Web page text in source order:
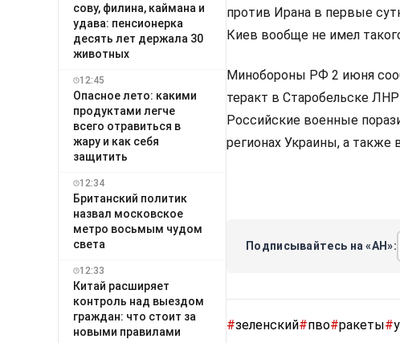
сову, филина, каймана и
удава: пенсионерка
десять лет держала 30
животных
12:45
Опасное лето: какими
продуктами легче
всего отравиться в
жару и как себя
защитить
12:34
Британский политик
назвал московское
метро восьмым чудом
света
12:33
Китай расширяет
контроль над выездом
граждан: что стоит за
новыми правилами
против Ирана в первые
Киев вообще не имел
Минобороны РФ 2 июня
теракт в Старобельске
Российские военные
регионах Украины, а также
Подписывайтесь на «АН»:
#зеленский#пво#ракеты#